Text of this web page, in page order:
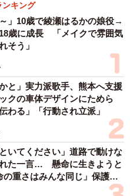
ンダムのマンホールカード。ガ
配している
こにゃん、京都府舞鶴市
れている。他の市町で
て再び配布を受ける、注
った行為も報告されてい
ードは下水道への理解を
はない。転売はやめてほ
ンキング
」10歳で綾瀬はるかの娘役→
歳に成長 「メイクで雰囲気
そう」
と」実力派歌手、熊本へ支援
クの車体デザインにためら
る」「行動され立派」
いてください」道路で動けな
た一言… 懸命に生きようと
重さはみんな同じ」保護団